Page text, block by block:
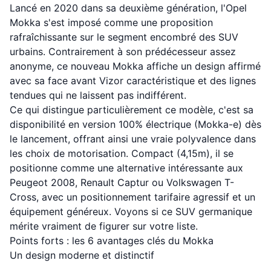
Lancé en 2020 dans sa deuxième génération, l'Opel
Mokka s'est imposé comme une proposition
rafraîchissante sur le segment encombré des SUV
urbains. Contrairement à son prédécesseur assez
anonyme, ce nouveau Mokka affiche un design affirmé
avec sa face avant Vizor caractéristique et des lignes
tendues qui ne laissent pas indifférent.
Ce qui distingue particulièrement ce modèle, c'est sa
disponibilité en version 100% électrique (Mokka-e) dès
le lancement, offrant ainsi une vraie polyvalence dans
les choix de motorisation. Compact (4,15m), il se
positionne comme une alternative intéressante aux
Peugeot 2008, Renault Captur ou Volkswagen T-
Cross, avec un positionnement tarifaire agressif et un
équipement généreux. Voyons si ce SUV germanique
mérite vraiment de figurer sur votre liste.
Points forts : les 6 avantages clés du Mokka
Un design moderne et distinctif